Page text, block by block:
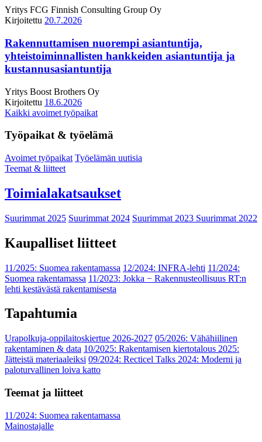
Yritys FCG Finnish Consulting Group Oy
Kirjoitettu 20.7.2026
Rakennuttamisen nuorempi asiantuntija,
yhteistoiminnallisten hankkeiden asiantuntija ja
kustannusasiantuntija
Yritys Boost Brothers Oy
Kirjoitettu 18.6.2026
Kaikki avoimet työpaikat
Työpaikat & työelämä
Avoimet työpaikat Työelämän uutisia
Teemat & liitteet
Toimialakatsaukset
Suurimmat 2025 Suurimmat 2024 Suurimmat 2023 Suurimmat 2022
Kaupalliset liitteet
11/2025: Suomea rakentamassa 12/2024: INFRA-lehti 11/2024:
Suomea rakentamassa 11/2023: Jokka − Rakennusteollisuus RT:n
lehti kestävästä rakentamisesta
Tapahtumia
Urapolkuja-oppilaitoskiertue 2026-2027 05/2026: Vähähiilinen
rakentaminen & data 10/2025: Rakentamisen kiertotalous 2025:
Jätteistä materiaaleiksi 09/2024: Recticel Talks 2024: Moderni ja
paloturvallinen loiva katto
Teemat ja liitteet
11/2024: Suomea rakentamassa
Mainostajalle